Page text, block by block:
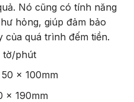
Nó cũng có tính năng
hỏng, giúp đảm bảo
quá trình đếm tiền.
tờ/phút
x 100mm
x 190mm